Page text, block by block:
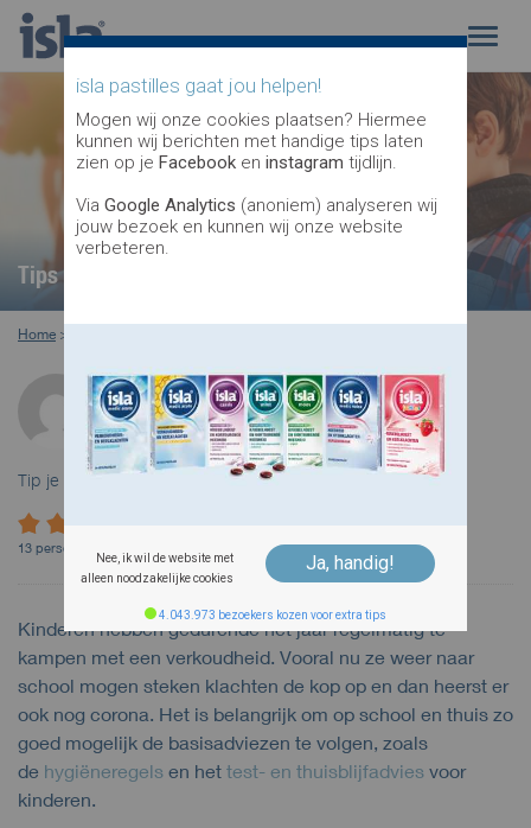
Tips voor verkouden kinderen
Home >
Door: Thomas
Medewerker isla pastilles
Tip je vrienden:
13 personen vinden dit onderwerp waardevol. Geef jouw beoordeling!
Kinderen hebben gedurende het jaar regelmatig te
kampen met een verkoudheid. Vooral nu ze weer naar
school mogen steken klachten de kop op en dan heerst er
ook nog corona. Het is belangrijk om op school en thuis zo
goed mogelijk de basisadviezen te volgen, zoals
de hygiëneregels en het test- en thuisblijfadvies voor
kinderen.
isla pastilles gaat jou helpen!
Mogen wij onze cookies plaatsen? Hiermee
kunnen wij berichten met handige tips laten
zien op je Facebook en instagram tijdlijn.
Via Google Analytics (anoniem) analyseren wij
jouw bezoek en kunnen wij onze website
verbeteren.
Nee, ik wil de website met
alleen noodzakelijke cookies
Ja, handig!
4.043.973 bezoekers kozen voor extra tips